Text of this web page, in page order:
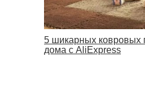
5 шикарных ковровых
дома с AliExpress